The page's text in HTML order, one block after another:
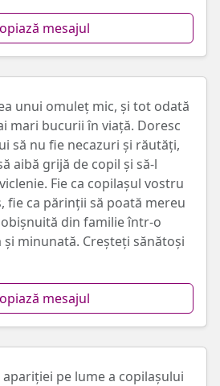
mesajul
unui omuleț mic, și tot odată
mari bucurii în viață. Doresc
să nu fie necazuri și răutăți,
aibă grijă de copil și să-l
Fie ca copilașul vostru
fie ca părinții să poată mereu
din familie într-o
minunată. Creșteți sănătoși
mesajul
pe lume a copilașului